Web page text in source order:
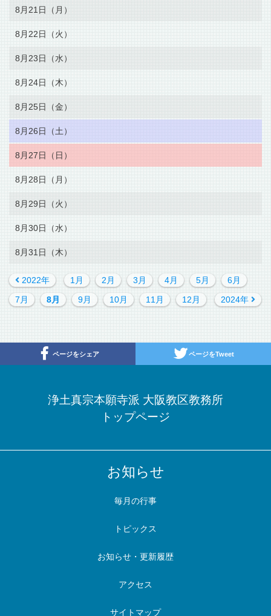
8月21日（月）
8月22日（火）
8月23日（水）
8月24日（木）
8月25日（金）
8月26日（土）
8月27日（日）
8月28日（月）
8月29日（火）
8月30日（水）
8月31日（木）
2022年 1月 2月 3月 4月 5月
6月
7月
8月 9月 10月 11月 12月 2024年
ページをシェア ページをTweet
浄土真宗本願寺派 大阪教区教務所
トップページ
お知らせ
毎月の行事
トピックス
お知らせ・更新履歴
アクセス
サイトマップ